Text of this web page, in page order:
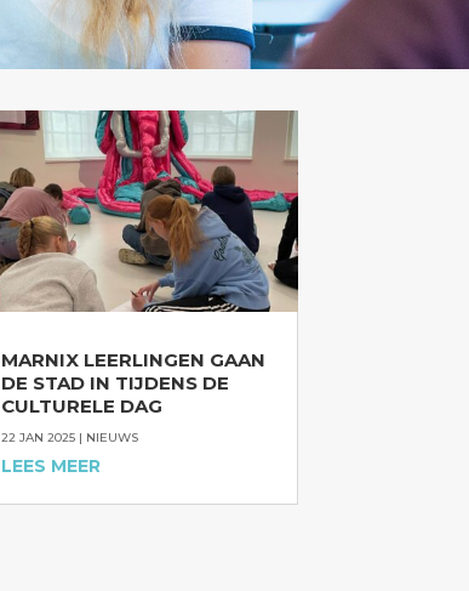
MARNIX LEERLINGEN GAAN
DE STAD IN TIJDENS DE
CULTURELE DAG
22 JAN 2025| NIEUWS
LEES MEER